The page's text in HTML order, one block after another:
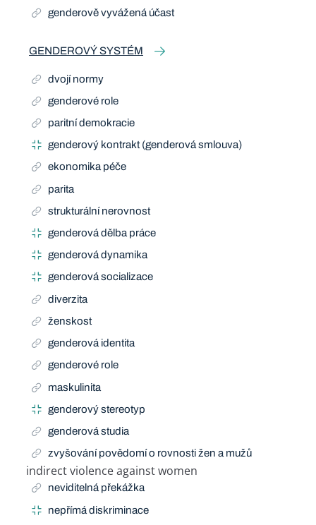
genderově vyvážená účast
GENDEROVÝ SYSTÉM
dvojí normy
genderové role
paritní demokracie
genderový kontrakt (genderová smlouva)
ekonomika péče
parita
strukturální nerovnost
genderová dělba práce
genderová dynamika
genderová socializace
diverzita
ženskost
genderová identita
genderové role
maskulinita
genderový stereotyp
genderová studia
zvyšování povědomí o rovnosti žen a mužů
indirect violence against women
Related Term
neviditelná překážka
nepřímá diskriminace